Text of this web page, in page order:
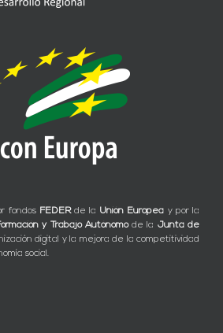
fondos FEDERde la Unión Europea y por la
y Trabajo Autónomode la Junta de
digital y la mejora de la competitividad
social.